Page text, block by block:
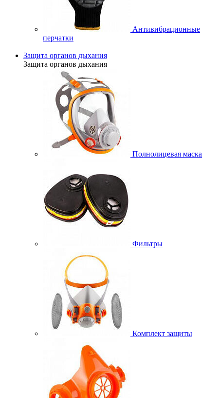
Антивибрационные
перчатки
Защита органов дыхания
Защита органов дыхания
Полнолицевая маска
Фильтры
Комплект защиты